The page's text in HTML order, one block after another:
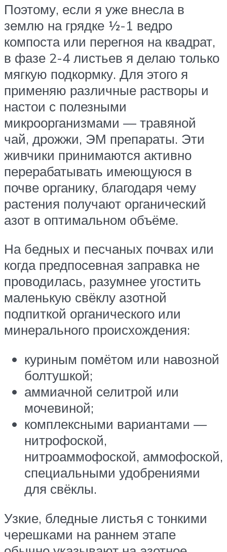
Поэтому, если я уже внесла в
землю на грядке ½-1 ведро
компоста или перегноя на квадрат,
в фазе 2-4 листьев я делаю только
мягкую подкормку. Для этого я
применяю различные растворы и
настои с полезными
микроорганизмами — травяной
чай, дрожжи, ЭМ препараты. Эти
живчики принимаются активно
перерабатывать имеющуюся в
почве органику, благодаря чему
растения получают органический
азот в оптимальном объёме.
На бедных и песчаных почвах или
когда предпосевная заправка не
проводилась, разумнее угостить
маленькую свёклу азотной
подпиткой органического или
минерального происхождения:
куриным помётом или навозной
болтушкой;
аммиачной селитрой или
мочевиной;
комплексными вариантами —
нитрофоской,
нитроаммофоской, аммофоской,
специальными удобрениями
для свёклы.
Узкие, бледные листья с тонкими
черешками на раннем этапе